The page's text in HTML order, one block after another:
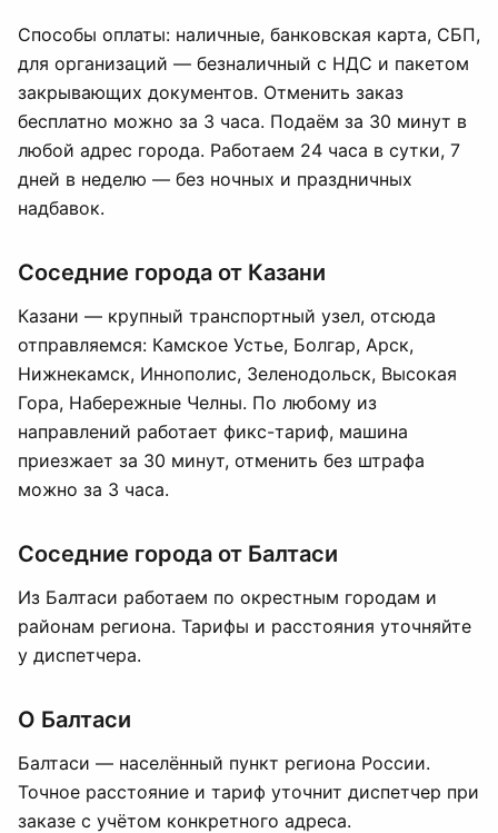
Способы оплаты: наличные, банковская карта, СБП,
для организаций — безналичный с НДС и пакетом
закрывающих документов. Отменить заказ
бесплатно можно за 3 часа. Подаём за 30 минут в
любой адрес города. Работаем 24 часа в сутки, 7
дней в неделю — без ночных и праздничных
надбавок.
Соседние города от Казани
Казани — крупный транспортный узел, отсюда
отправляемся: Камское Устье, Болгар, Арск,
Нижнекамск, Иннополис, Зеленодольск, Высокая
Гора, Набережные Челны. По любому из
направлений работает фикс-тариф, машина
приезжает за 30 минут, отменить без штрафа
можно за 3 часа.
Соседние города от Балтаси
Из Балтаси работаем по окрестным городам и
районам региона. Тарифы и расстояния уточняйте
у диспетчера.
О Балтаси
Балтаси — населённый пункт региона России.
Точное расстояние и тариф уточнит диспетчер при
заказе с учётом конкретного адреса.